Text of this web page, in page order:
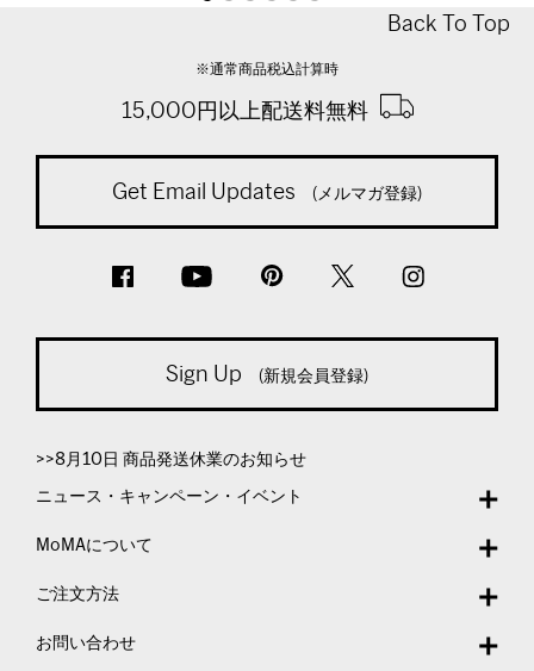
Back To Top
※通常商品税込計算時
15,000円以上配送料無料
Get Email Updates (メルマガ登録)
Sign Up (新規会員登録)
>>8月10日 商品発送休業のお知らせ
ニュース・キャンペーン・イベント
MoMAについて
ご注文方法
お問い合わせ